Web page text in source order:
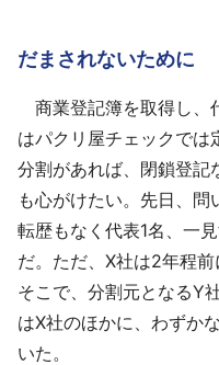
だまされないために
商業登記簿を取得し、
はパクリ屋チェックでは
分割があれば、閉鎖登記
も心がけたい。先日、
転歴もなく代表1名、一
だ。ただ、X社は2年程前
そこで、分割元となるY
はX社のほかに、わずか
いた。